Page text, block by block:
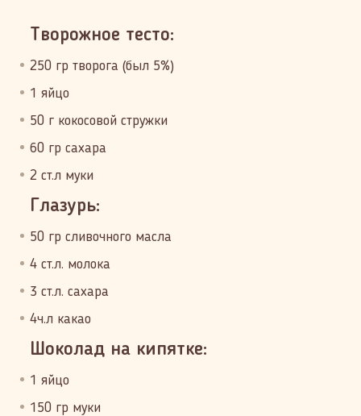
Творожное тесто:
250 гр творога (был 5%)
1 яйцо
50 г кокосовой стружки
60 гр сахара
2 ст.л муки
Глазурь:
50 гр сливочного масла
4 ст.л. молока
3 ст.л. сахара
4ч.л какао
Шоколад на кипятке:
1 яйцо
150 гр муки